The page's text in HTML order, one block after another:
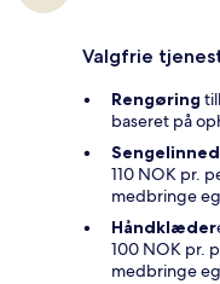
Valgfrie
Rengøring
baseret på
Sengelinned
110 NOK pr.
medbringe
Håndklæder
100 NOK pr.
medbringe